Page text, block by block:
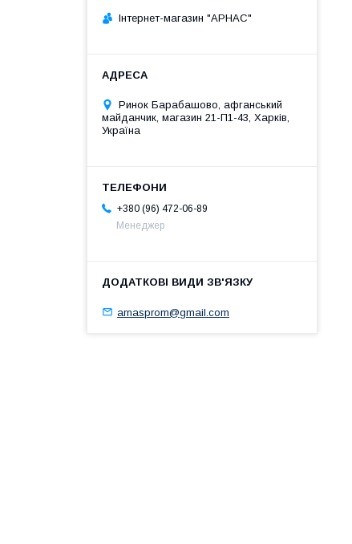
Інтернет-магазин "АРНАС"
Ринок Барабашово, афганський
майданчик, магазин 21-П1-43, Харків,
Україна
+380 (96) 472-06-89
Менеджер
arnasprom@gmail.com